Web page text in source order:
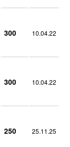
300 10.04.22
300 10.04.22
250 25.11.25